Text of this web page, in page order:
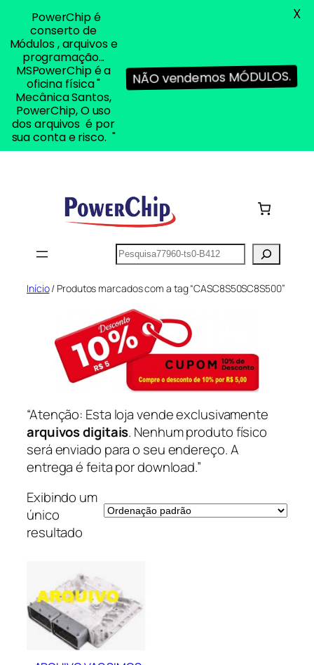
Pesquisar
Início/ Produtos marcados com a tag “CASC8S50SC8S500”
“Atenção: Esta loja vende exclusivamente
arquivos digitais. Nenhum produto físico
será enviado para o seu endereço. A
entrega é feita por download.”
Exibindo um
único
resultado
PowerChip é
conserto de
Módulos , arquivos e
programação...
MSPowerChip é a
oficina física "
Mecânica Santos,
PowerChip, O uso
dos arquivos é por
sua conta e risco. "
NÃO vendemos MÓDULOS.
X